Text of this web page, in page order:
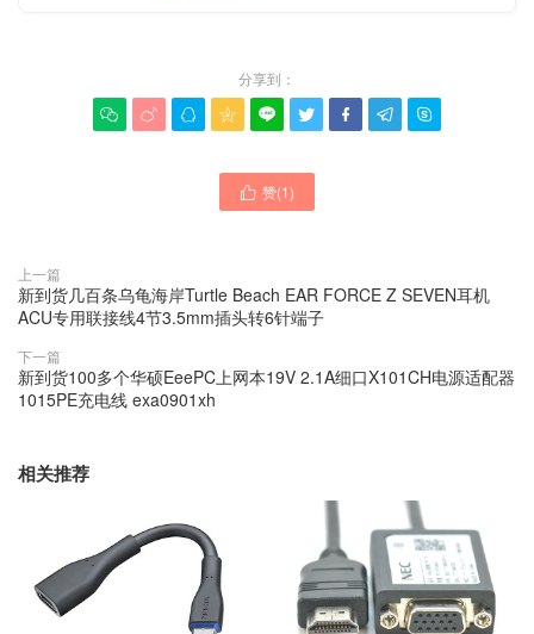
分享到：
        
 赞(1)
上一篇
新到货几百条乌龟海岸Turtle Beach EAR FORCE Z SEVEN耳机
ACU专用联接线4节3.5mm插头转6针端子
下一篇
新到货100多个华硕EeePC上网本19V 2.1A细口X101CH电源适配器
1015PE充电线 exa0901xh
相关推荐